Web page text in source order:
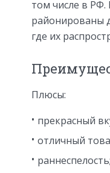
том числе в РФ.
районированы
где их
Плюсы:
прекрасный
отличный
раннеспелость;